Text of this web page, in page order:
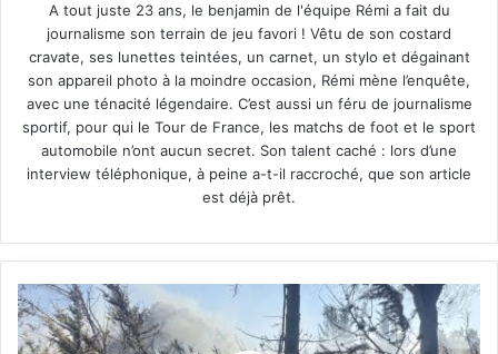
A tout juste 23 ans, le benjamin de l'équipe Rémi a fait du
journalisme son terrain de jeu favori ! Vêtu de son costard
cravate, ses lunettes teintées, un carnet, un stylo et dégainant
son appareil photo à la moindre occasion, Rémi mène l’enquête,
avec une ténacité légendaire. C’est aussi un féru de journalisme
sportif, pour qui le Tour de France, les matchs de foot et le sport
automobile n’ont aucun secret. Son talent caché : lors d’une
interview téléphonique, à peine a-t-il raccroché, que son article
est déjà prêt.
Feux
de
forêt